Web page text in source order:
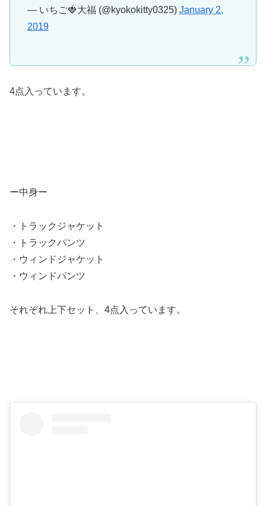
— いちご🍓大福 (@kyokokitty0325) January 2,
2019
4点入っています。
ー中身ー
・トラックジャケット
・トラックパンツ
・ウィンドジャケット
・ウィンドパンツ
それぞれ上下セット、4点入っています。